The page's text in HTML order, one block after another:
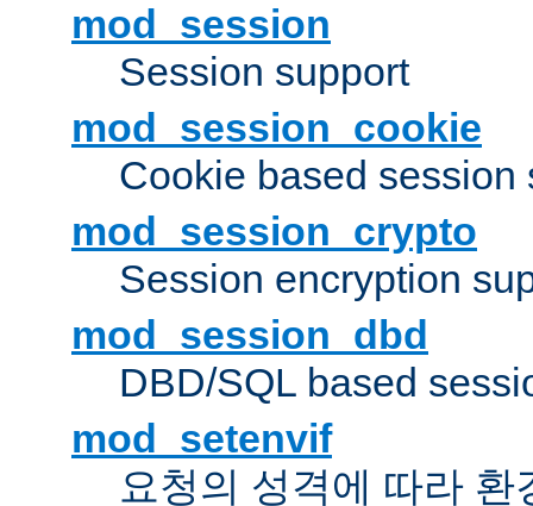
mod_session
Session support
mod_session_cookie
Cookie based session
mod_session_crypto
Session encryption
mod_session_dbd
DBD/SQL based
mod_setenvif
요청의 성격에 따라